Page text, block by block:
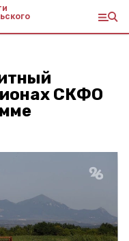
СКФО